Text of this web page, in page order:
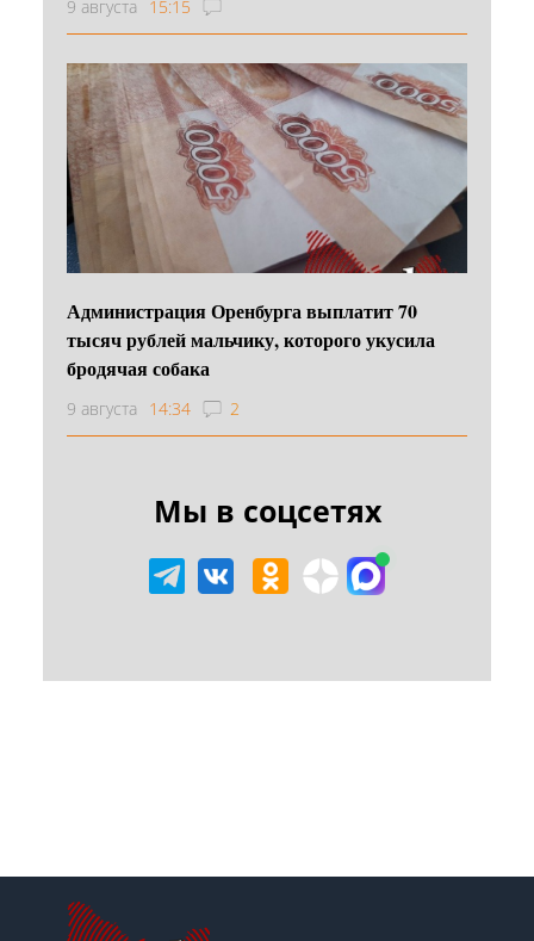
9 августа 15:15
Администрация Оренбурга выплатит 70
тысяч рублей мальчику, которого укусила
бродячая собака
9 августа 14:34 2
Мы в соцсетях